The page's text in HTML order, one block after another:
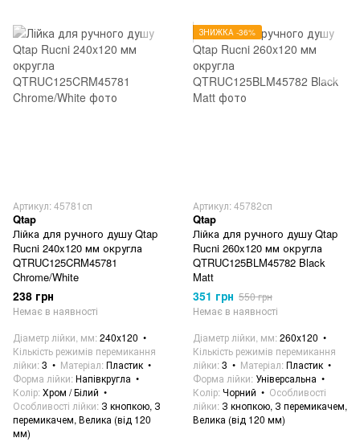
Артикул: 45781сп
Qtap
Лійка для ручного душу Qtap
Rucni 240x120 мм округла
QTRUC125CRM45781
Chrome/White
238 грн
Немає в наявності
Діаметр лійки, мм 240x120
Кількість режимів перемикання
лійки 3 Матеріал Пластик
Форма лійки Напівкругла
Колір Хром / Білий
Особливості лійки З кнопкою, З
перемикачем, Велика (від 120
мм)
ЗНИЖКА -36%
Артикул: 45782сп
Qtap
Лійка для ручного душу Qtap
Rucni 260x120 мм округла
QTRUC125BLM45782 Black
Matt
351 грн 550 грн
Немає в наявності
Діаметр лійки, мм 260x120
Кількість режимів перемикання
лійки 3 Матеріал Пластик
Форма лійки Універсальна
Колір Чорний
Особливості
лійки З кнопкою, З перемикачем,
Велика (від 120 мм)